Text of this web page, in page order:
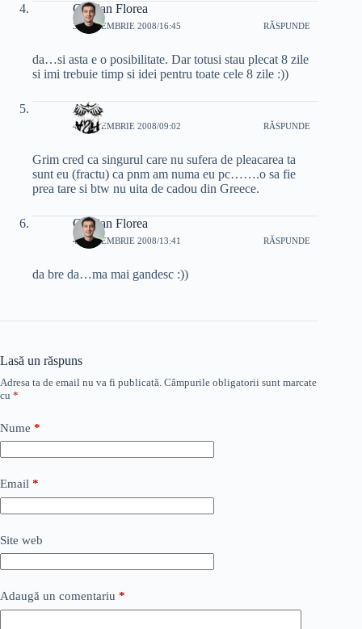
Cristian Florea
3 SEPTEMBRIE 2008/16:45 RĂSPUNDE
da…si asta e o posibilitate. Dar totusi stau plecat 8 zile
si imi trebuie timp si idei pentru toate cele 8 zile :))
ASY
4 SEPTEMBRIE 2008/09:02 RĂSPUNDE
Grim cred ca singurul care nu sufera de pleacarea ta
sunt eu (fractu) ca pnm am numa eu pc…….o sa fie
prea tare si btw nu uita de cadou din Greece.
Cristian Florea
4 SEPTEMBRIE 2008/13:41 RĂSPUNDE
da bre da…ma mai gandesc :))
Lasă un răspuns
Adresa ta de email nu va fi publicată. Câmpurile obligatorii sunt marcate
cu *
Nume *
Email *
Site web
Adaugă un comentariu *